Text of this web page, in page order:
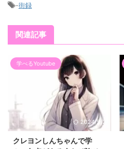
-街録
関連記事
学べるYoutube
2024/5/2
クレヨンしんちゃんで学